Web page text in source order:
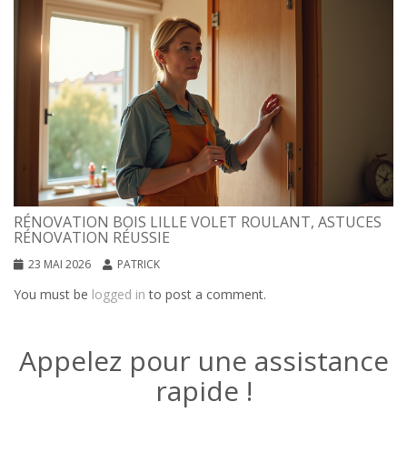
RÉNOVATION BOIS LILLE VOLET ROULANT, ASTUCES
RÉNOVATION RÉUSSIE
23 MAI 2026 PATRICK
You must be logged in to post a comment.
Appelez pour une assistance
rapide !